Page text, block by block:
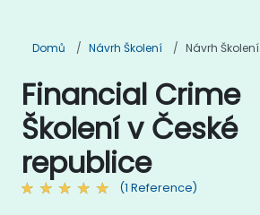
Domů Návrh Školení Návrh Školení
Financial Crime
Školení v České
republice
(1 Reference)